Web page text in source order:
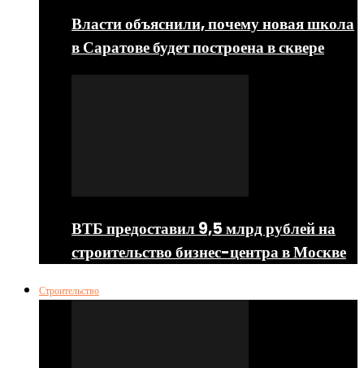
Власти объяснили, почему новая школа
в Саратове будет построена в сквере
ВТБ предоставил 9,5 млрд рублей на
строительство бизнес-центра в Москве
Строительство